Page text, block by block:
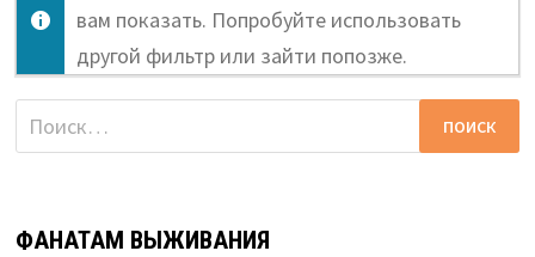
вам показать. Попробуйте использовать
другой фильтр или зайти попозже.
Найти:
ФАНАТАМ ВЫЖИВАНИЯ